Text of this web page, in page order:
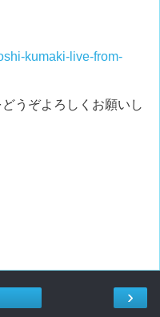
kumaki-live-from-
うぞよろしくお願いし
›